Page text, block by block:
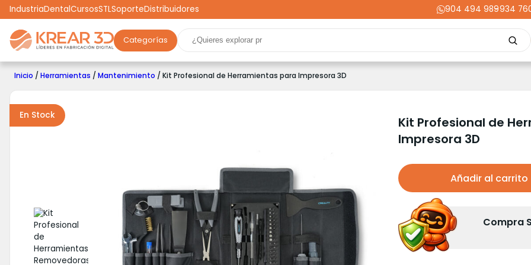
IndustriaDentalCursosSTLSoporteDistribuidores 904 494 989
-934
Categorías
Marcas Impresoras 3D Filamentos Resinas Repuestos Upgrades
Robótica
Scooters Drones Realidad Virtual Gaming Energía Dental Industria Liquidaciones
Inicio / Herramientas / Mantenimiento / Kit Profesional de Herramientas para Impresora 3D
En Stock
Kit Profesional de
Impresora 3D
Añadir al carrito
Compra